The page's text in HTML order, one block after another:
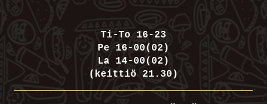
Ti-To 16-23
Pe 16-00(02)
La 14-00(02)
(keittiö 21.30)